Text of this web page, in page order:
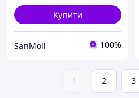
Купити
SanMoll 100%
1 2 3